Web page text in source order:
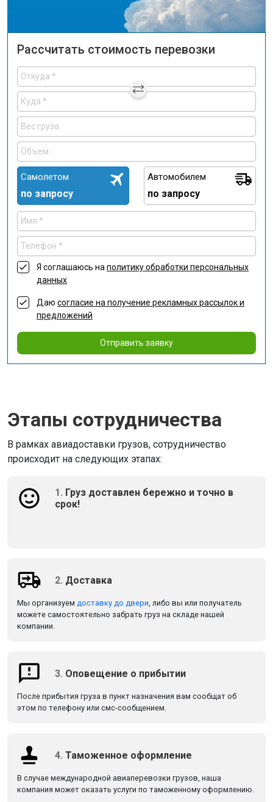
Рассчитать стоимость перевозки
Самолетом
по запросу
Автомобилем
по запросу
Я соглашаюсь на политику обработки персональных
данных
Даю согласие на получение рекламных рассылок и
предложений
Отправить заявку
Этапы сотрудничества
В рамках авиадоставки грузов, сотрудничество
происходит на следующих этапах:
1. Груз доставлен бережно и точно в
срок!
2. Доставка
Мы организуем доставку до двери, либо вы или получатель
можете самостоятельно забрать груз на складе нашей
компании.
3. Оповещение о прибытии
После прибытия груза в пункт назначения вам сообщат об
этом по телефону или смс-сообщением.
4. Таможенное оформление
В случае международной авиаперевозки грузов, наша
компания может оказать услуги по таможенному оформлению.